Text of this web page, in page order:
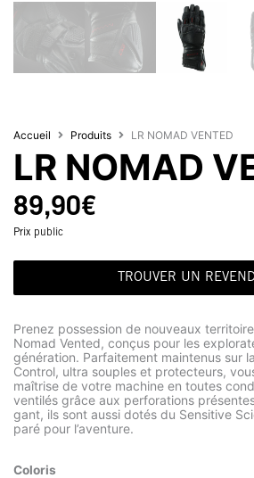
Accueil Produits LR NOMAD VENTED
LR NOMAD
89,90€
Prix public
TROUVER UN
Prenez possession de nouveaux
Nomad Vented, conçus pour les
génération. Parfaitement maintenus sur
Control, ultra souples et protecteurs,
maîtrise de votre machine en toutes
ventilés grâce aux perforations
gant, ils sont aussi dotés du Sensitive
paré pour l’aventure.
Coloris